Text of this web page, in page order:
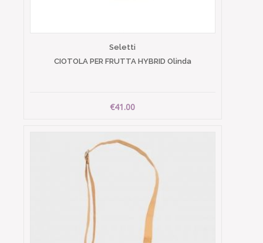
Seletti
CIOTOLA PER FRUTTA HYBRID Olinda
€41.00